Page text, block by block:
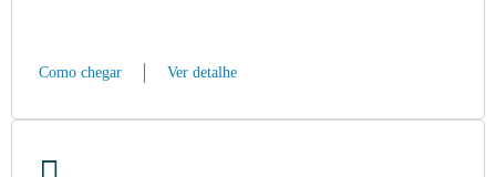
Como chegar Ver detalhe